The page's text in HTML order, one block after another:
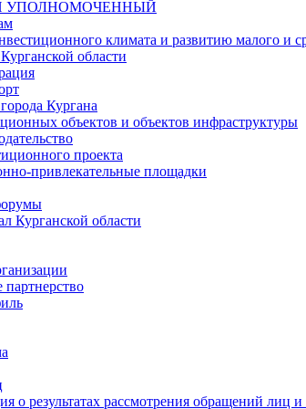
УПОЛНОМОЧЕННЫЙ
климата и развитию малого и
области
Кургана
объектов и объектов инфраструктуры
проекта
привлекательные площадки
Курганской области
о результатах рассмотрения обращений лиц